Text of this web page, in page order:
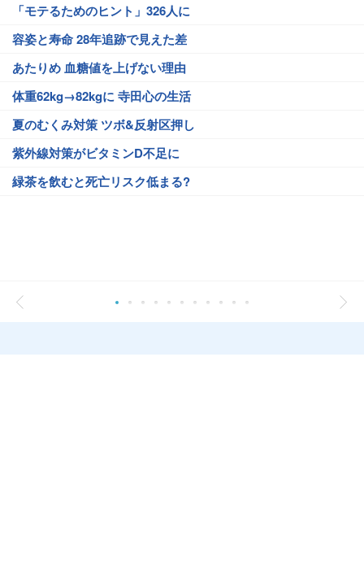
「モテるためのヒント」326人に
容姿と寿命 28年追跡で見えた差
あたりめ 血糖値を上げない理由
体重62kg→82kgに 寺田心の生活
夏のむくみ対策 ツボ&反射区押し
紫外線対策がビタミンD不足に
緑茶を飲むと死亡リスク低まる?